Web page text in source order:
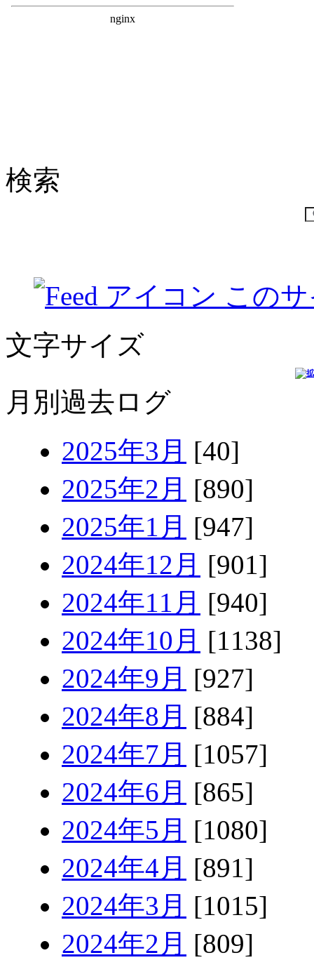
検索
この
文字サイズ
月別過去ログ
2025年3月 [40]
2025年2月 [890]
2025年1月 [947]
2024年12月 [901]
2024年11月 [940]
2024年10月 [1138]
2024年9月 [927]
2024年8月 [884]
2024年7月 [1057]
2024年6月 [865]
2024年5月 [1080]
2024年4月 [891]
2024年3月 [1015]
2024年2月 [809]